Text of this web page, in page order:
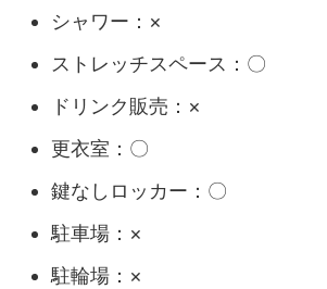
シャワー：×
ストレッチスペース：〇
ドリンク販売：×
更衣室：〇
鍵なしロッカー：〇
駐車場：×
駐輪場：×